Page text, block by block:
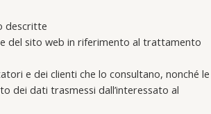
descritte
del sito web in riferimento al trattamento
e dei clienti che lo consultano, nonché le
dei dati trasmessi dall’interessato al